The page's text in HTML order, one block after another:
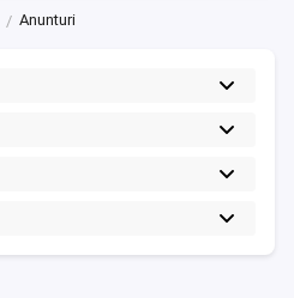
Anunturi